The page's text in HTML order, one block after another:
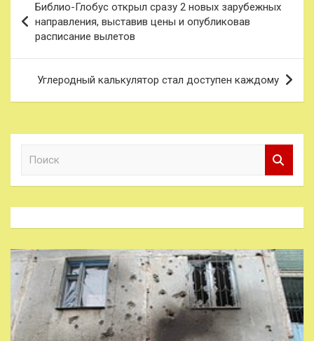
по
записям
Библио-Глобус открыл сразу 2 новых зарубежных
направления, выставив цены и опубликовав
расписание вылетов
Углеродный калькулятор стал доступен каждому
к